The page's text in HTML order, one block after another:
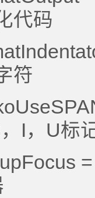
代码
符
I，U标